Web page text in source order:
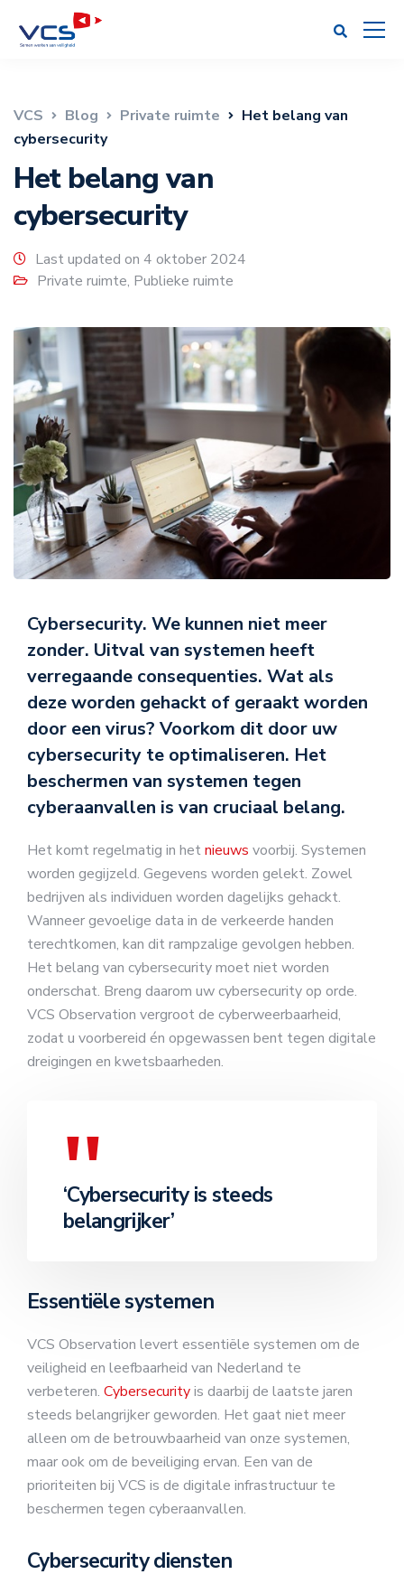
VCS Blog Private ruimte
Het belang van
cybersecurity
Het belang van
cybersecurity
Last updated on 4 oktober 2024
Private ruimte, Publieke ruimte
Cybersecurity. We kunnen niet meer
zonder. Uitval van systemen heeft
verregaande consequenties. Wat als
deze worden gehackt of geraakt worden
door een virus? Voorkom dit door uw
cybersecurity te optimaliseren. Het
beschermen van systemen tegen
cyberaanvallen is van cruciaal belang.
Het komt regelmatig in hetnieuws voorbij. Systemen
worden gegijzeld. Gegevens worden gelekt. Zowel
bedrijven als individuen worden dagelijks gehackt.
Wanneer gevoelige data in de verkeerde handen
terechtkomen, kan dit rampzalige gevolgen hebben.
Het belang van cybersecurity moet niet worden
onderschat. Breng daarom uw cybersecurity op orde.
VCS Observation vergroot de cyberweerbaarheid,
zodat u voorbereid én opgewassen bent tegen digitale
dreigingen en kwetsbaarheden.
‘Cybersecurity is steeds
belangrijker’
Essentiële systemen
VCS Observation levert essentiële systemen om de
veiligheid en leefbaarheid van Nederland te
verbeteren. Cybersecurityis daarbij de laatste jaren
steeds belangrijker geworden. Het gaat niet meer
alleen om de betrouwbaarheid van onze systemen,
maar ook om de beveiliging ervan. Een van de
prioriteiten bij VCS is de digitale infrastructuur te
beschermen tegen cyberaanvallen.
Cybersecurity diensten